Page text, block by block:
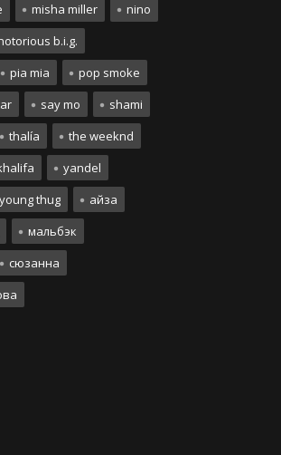
misha miller
nino
b.i.g.
pia mia
pop smoke
say mo
shami
thalía
the weeknd
yandel
young thug
айза
мальбэк
сюзанна